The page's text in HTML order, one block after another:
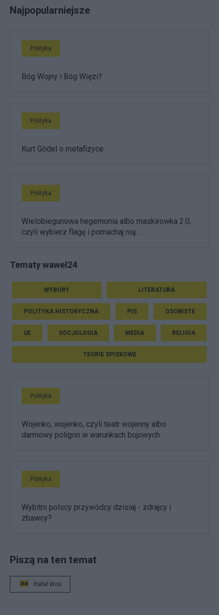
Najpopularniejsze
Polityka
Bóg Wojny i Bóg Więzi?
Polityka
Kurt Gödel o metafizyce
Polityka
Wielobiegunowa hegemonia albo maskirowka 2.0,
czyli wybierz flagę i pomachaj nią...
Tematy wawel24
WYBORY LITERATURA
POLITYKA HISTORYCZNA PIS OSOBISTE
UE SOCJOLOGIA MEDIA RELIGIA
TEORIE SPISKOWE
Polityka
Wojenko, wojenko, czyli teatr wojenny albo
darmowy poligon w warunkach bojowych
Polityka
Wybitni polscy przywódcy dzisiaj - zdrajcy i
zbawcy?
Piszą na ten temat
Rafał Woś